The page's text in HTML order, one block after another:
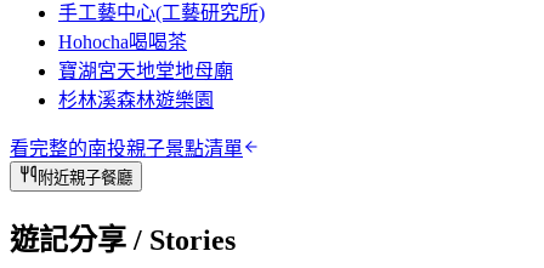
手工藝中心(工藝研究所)
Hohocha喝喝茶
寶湖宮天地堂地母廟
杉林溪森林遊樂園
看完整的南投親子景點清單
附近親子餐廳
遊記分享 / Stories